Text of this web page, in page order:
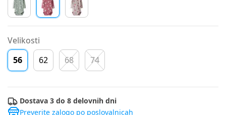
Velikosti
56
62 68 74
Dostava 3 do 8 delovnih dni
Preverite zalogo po poslovalnicah